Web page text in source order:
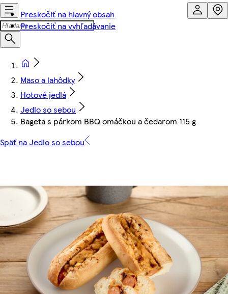
Preskočiť na hlavný obsah
Preskočiť na vyhľadávanie
Mäso a lahôdky
Hotové jedlá
Jedlo so sebou
Bageta s párkom BBQ omáčkou a čedarom 115 g
Späť na Jedlo so sebou